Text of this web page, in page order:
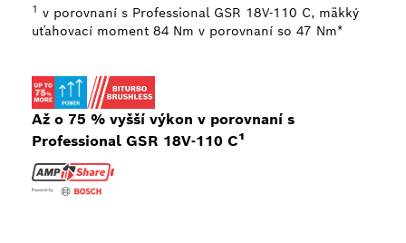
Až o 75 % vyšší výkon v porovnaní s
Professional GSR 18V-110 C¹
1 v porovnaní s Professional GSR 18V-110 C, mäkký
uťahovací moment 84 Nm v porovnaní so 47 Nm*